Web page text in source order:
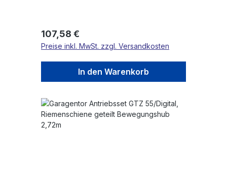
Regulärer Preis:
107,58 €
Preise inkl. MwSt. zzgl. Versandkosten
In den Warenkorb